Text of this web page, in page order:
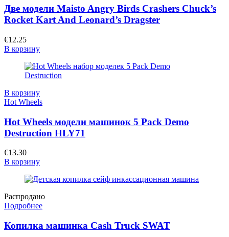
Две модели Maisto Angry Birds Crashers Chuck’s
Rocket Kart And Leonard’s Dragster
€12.25
В корзину
В корзину
Hot Wheels
Hot Wheels модели машинок 5 Pack Demo
Destruction HLY71
€13.30
В корзину
Распродано
Подробнее
Копилка машинка Cash Truck SWAT